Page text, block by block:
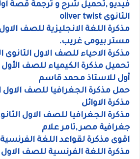
فيديو ,تحميل شرح و ترجمة قصة
الثانوى oliver twist
مذكرة اللغة الانجليزية للصف الاول
مستر بيومى غريب.
مذكرة الاحياء للصف الاول الثانوى
تحميل مذكرة الكيمياء للصف الأول
أول للاستاذ محمد قاسم
حمل مذكرة الجغرافيا للصف الاول
مذكرة الاوائل
مذكرة الجغرافيا للصف الاول
جغرافیة مصر ,تامر علام
اقوى مذكرة لقواعد اللغة
مذكرة اللغة الفرنسية للصف الاول